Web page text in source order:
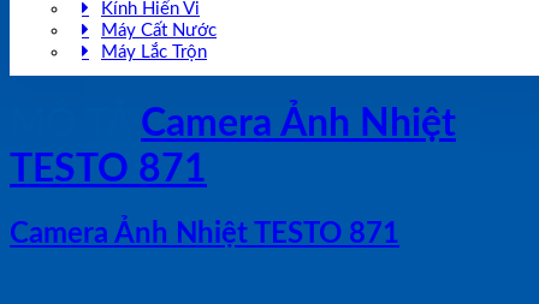
Kính Hiển Vi
Máy Cất Nước
Máy Lắc Trộn
Camera Ảnh Nhiệt
TESTO 871
Camera Ảnh Nhiệt TESTO 871